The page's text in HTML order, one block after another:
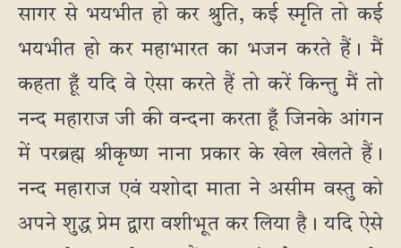
सागर से भयभीत हो कर श्रुति, कई स्मृति तो कई
भयभीत हो कर महाभारत का भजन करते हैं। मैं
कहता हूँ यदि वे ऐसा करते हैं तो करें किन्तु मैं तो
नन्द महाराज जी की वन्दना करता हूँ जिनके आंगन
में परब्रह्म श्रीकृष्ण नाना प्रकार के खेल खेलते हैं।
नन्द महाराज एवं यशोदा माता ने असीम वस्तु को
अपने शुद्ध प्रेम द्वारा वशीभूत कर लिया है। यदि ऐसे